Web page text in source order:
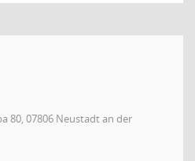
80, 07806 Neustadt an der